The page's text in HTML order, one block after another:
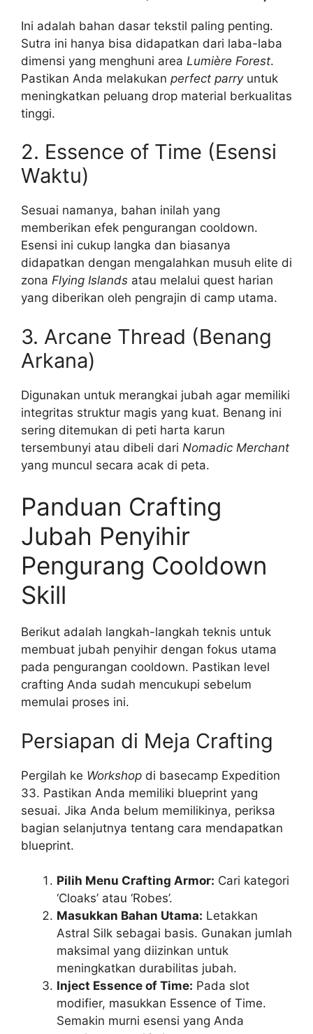
Ini adalah bahan dasar tekstil paling penting.
Sutra ini hanya bisa didapatkan dari laba-laba
dimensi yang menghuni area Lumière Forest.
Pastikan Anda melakukan perfect parryuntuk
meningkatkan peluang drop material berkualitas
tinggi.
2. Essence of Time (Esensi
Waktu)
Sesuai namanya, bahan inilah yang
memberikan efek pengurangan cooldown.
Esensi ini cukup langka dan biasanya
didapatkan dengan mengalahkan musuh elite di
zona Flying Islands atau melalui quest harian
yang diberikan oleh pengrajin di camp utama.
3. Arcane Thread (Benang
Arkana)
Digunakan untuk merangkai jubah agar memiliki
integritas struktur magis yang kuat. Benang ini
sering ditemukan di peti harta karun
tersembunyi atau dibeli dari Nomadic Merchant
yang muncul secara acak di peta.
Panduan Crafting
Jubah Penyihir
Pengurang Cooldown
Skill
Berikut adalah langkah-langkah teknis untuk
membuat jubah penyihir dengan fokus utama
pada pengurangan cooldown. Pastikan level
crafting Anda sudah mencukupi sebelum
memulai proses ini.
Persiapan di Meja Crafting
Pergilah ke Workshop di basecamp Expedition
33. Pastikan Anda memiliki blueprint yang
sesuai. Jika Anda belum memilikinya, periksa
bagian selanjutnya tentang cara mendapatkan
blueprint.
Pilih Menu Crafting Armor: Cari kategori
‘Cloaks’ atau ‘Robes’.
Masukkan Bahan Utama: Letakkan
Astral Silk sebagai basis. Gunakan jumlah
maksimal yang diizinkan untuk
meningkatkan durabilitas jubah.
Inject Essence of Time: Pada slot
modifier, masukkan Essence of Time.
Semakin murni esensi yang Anda